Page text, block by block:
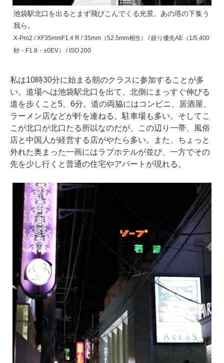
池袋駅北口を出るとまず飛びこんでくる光景。あの塔の下集う
我ら。
X-Pro2 / XF35mmF1.4 R / 35mm（52.5mm相当） / 絞り優先AE（1/5,400
秒・F1.8・±0EV） / ISO 200
私は10時30分に始まる朝のクラスに参加することが多
い。道場へは池袋駅北口を出て、北側にまっすぐ伸びる
道を歩くこと5、6分。道の両脇にはコンビニ、居酒屋、
ラーメン店などが軒を連ねる。駐車場も多い。そしてこ
こが北口が北口たる所以なのだが、この辺り一帯、風俗
店と中国人が経営する店がやたら多い。また、ちょっと
外れた奥まった一画にはラブホテルが並び、一方でその
先を少し行くと普通の住宅やアパートが現れる。